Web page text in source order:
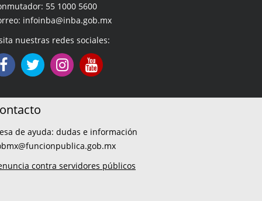
55 1000 5600
infoinba@inba.gob.mx
nuestras redes sociales:
de ayuda: dudas e información
contra servidores públicos